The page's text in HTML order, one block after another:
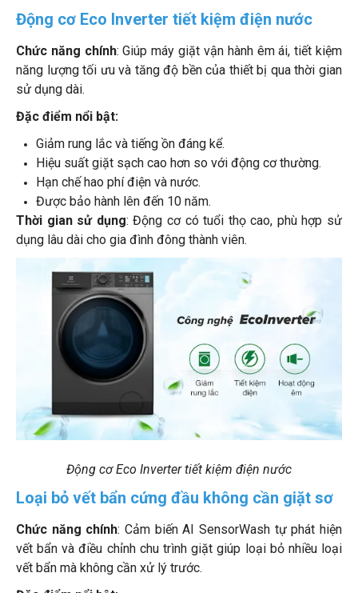
Động cơ Eco Inverter tiết kiệm điện nước
Chức năng chính: Giúp máy giặt vận hành êm ái, tiết kiệm
năng lượng tối ưu và tăng độ bền của thiết bị qua thời gian
sử dụng dài.
Đặc điểm nổi bật:
Giảm rung lắc và tiếng ồn đáng kể.
Hiệu suất giặt sạch cao hơn so với động cơ thường.
Hạn chế hao phí điện và nước.
Được bảo hành lên đến 10 năm.
Thời gian sử dụng: Động cơ có tuổi thọ cao, phù hợp sử
dụng lâu dài cho gia đình đông thành viên.
Động cơ Eco Inverter tiết kiệm điện nước
Loại bỏ vết bẩn cứng đầu không cần giặt sơ
Chức năng chính: Cảm biến AI SensorWash tự phát hiện
vết bẩn và điều chỉnh chu trình giặt giúp loại bỏ nhiều loại
vết bẩn mà không cần xử lý trước.